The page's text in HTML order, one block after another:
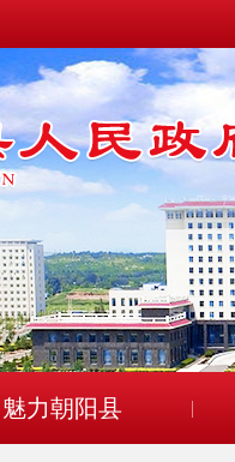
魅力朝阳县